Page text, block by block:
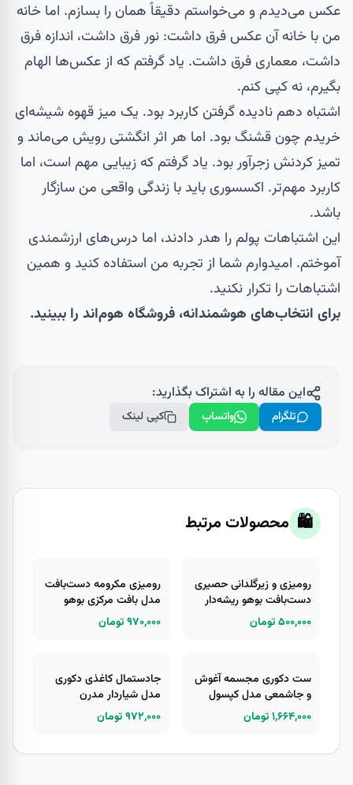
عکس می‌دیدم و می‌خواستم دقیقاً همان را بسازم. اما خانه
من با خانه آن عکس فرق داشت: نور فرق داشت، اندازه فرق
داشت، معماری فرق داشت. یاد گرفتم که از عکس‌ها الهام
بگیرم، نه کپی کنم.
اشتباه دهم نادیده گرفتن کاربرد بود. یک میز قهوه شیشه‌ای
خریدم چون قشنگ بود. اما هر اثر انگشتی رویش می‌ماند و
تمیز کردنش زجرآور بود. یاد گرفتم که زیبایی مهم است، اما
کاربرد مهم‌تر. اکسسوری باید با زندگی واقعی من سازگار
باشد.
این اشتباهات پولم را هدر دادند، اما درس‌های ارزشمندی
آموختم. امیدوارم شما از تجربه من استفاده کنید و همین
اشتباهات را تکرار نکنید.
برای انتخاب‌های هوشمندانه، فروشگاه هوم‌اند را ببینید.
این مقاله را به اشتراک بگذارید:
تلگرام واتساپ کپی لینک
🛍️ محصولات مرتبط
رومیزی و زیرگلدانی حصیری
دست‌بافت بوهو ریشه‌دار
۵۰۰,۰۰۰ تومان
رومیزی مکرومه دست‌بافت
مدل بافت مرکزی بوهو
۹۷۰,۰۰۰ تومان
ست دکوری مجسمه آغوش
و جاشمعی مدل کپسول
عشق
۱,۶۶۴,۰۰۰ تومان
جادستمال کاغذی دکوری
مدل شیاردار مدرن
۹۷۲,۰۰۰ تومان